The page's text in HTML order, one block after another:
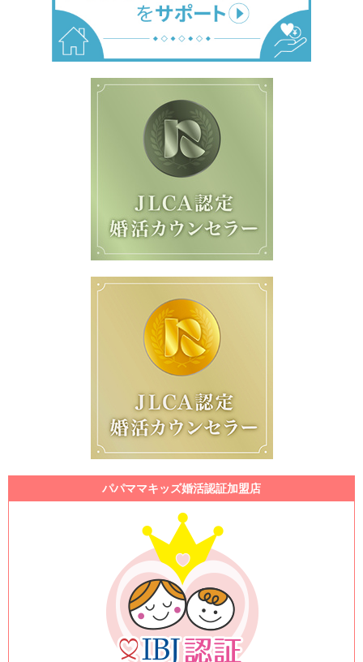
パパママキッズ婚活認証加盟店